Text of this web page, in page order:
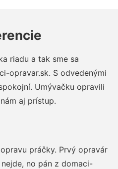
riadu a tak sme sa
opravar.sk. S odvedenými
Umývačku opravili
aj prístup.
práčky. Prvý opravár
no pán z domaci-